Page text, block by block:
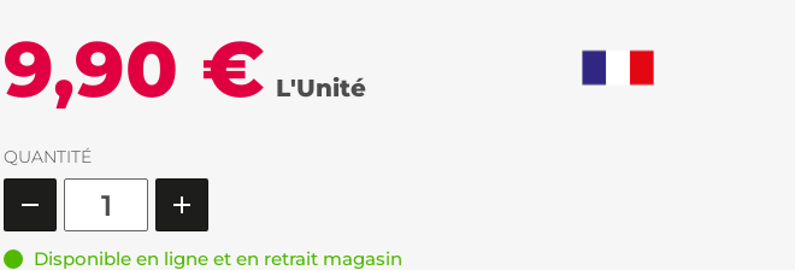
9,90 € L'Unité
QUANTITÉ
Disponible en ligne et en retrait magasin